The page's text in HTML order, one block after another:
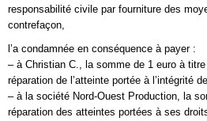
responsabilité civile par fourniture des
contrefaçon,
l’a condamnée en conséquence à payer :
– à Christian C., la somme de 1 euro à
réparation de l’atteinte portée à l’intégrité
– à la société Nord-Ouest Production, la
réparation des atteintes portées à ses